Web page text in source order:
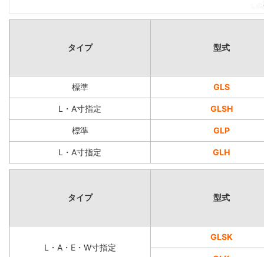
タイプ 型式
標準 GLS
L・A寸指定 GLSH
標準 GLP
L・A寸指定 GLH
タイプ 型式
L・A・E・W寸指定
GLSK